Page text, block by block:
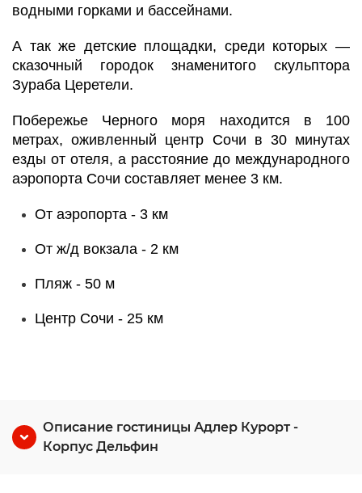
водными горками и бассейнами.
А так же детские площадки, среди которых —
сказочный городок знаменитого скульптора
Зураба Церетели.
Побережье Черного моря находится в 100
метрах, оживленный центр Сочи в 30 минутах
езды от отеля, а расстояние до международного
аэропорта Сочи составляет менее 3 км.
От аэропорта - 3 км
От ж/д вокзала - 2 км
Пляж - 50 м
Центр Сочи - 25 км
Описание гостиницы Адлер Курорт -
Корпус Дельфин